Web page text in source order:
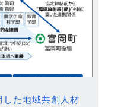
した地域共創人材